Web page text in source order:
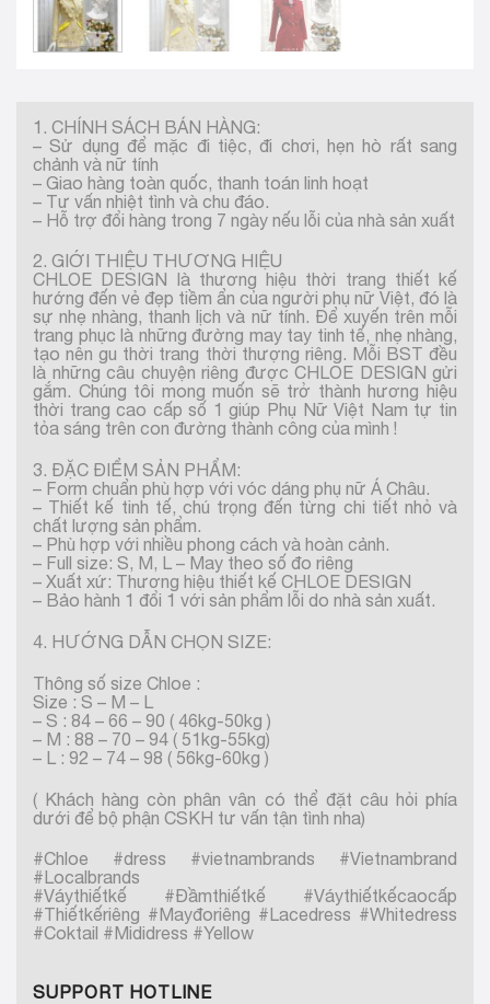
1. CHÍNH SÁCH BÁN HÀNG:
– Sử dụng để mặc đi tiệc, đi chơi, hẹn hò rất sang
chảnh và nữ tính
– Giao hàng toàn quốc, thanh toán linh hoạt
– Tư vấn nhiệt tình và chu đáo.
– Hỗ trợ đổi hàng trong 7 ngày nếu lỗi của nhà sản xuất
2. GIỚI THIỆU THƯƠNG HIỆU
CHLOE DESIGN là thương hiệu thời trang thiết kế
hướng đến vẻ đẹp tiềm ẩn của người phụ nữ Việt, đó là
sự nhẹ nhàng, thanh lịch và nữ tính. Để xuyến trên mỗi
trang phục là những đường may tay tinh tế, nhẹ nhàng,
tạo nên gu thời trang thời thượng riêng. Mỗi BST đều
là những câu chuyện riêng được CHLOE DESIGN gửi
gắm. Chúng tôi mong muốn sẽ trở thành hương hiệu
thời trang cao cấp số 1 giúp Phụ Nữ Việt Nam tự tin
tỏa sáng trên con đường thành công của mình !
3. ĐẶC ĐIỂM SẢN PHẨM:
– Form chuẩn phù hợp với vóc dáng phụ nữ Á Châu.
– Thiết kế tinh tế, chú trọng đến từng chi tiết nhỏ và
chất lượng sản phẩm.
– Phù hợp với nhiều phong cách và hoàn cảnh.
– Full size: S, M, L – May theo số đo riêng
– Xuất xứ: Thương hiệu thiết kế CHLOE DESIGN
– Bảo hành 1 đổi 1 với sản phẩm lỗi do nhà sản xuất.
4. HƯỚNG DẪN CHỌN SIZE:
Thông số size Chloe :
Size : S – M – L
– S : 84 – 66 – 90 ( 46kg-50kg )
– M : 88 – 70 – 94 ( 51kg-55kg)
– L : 92 – 74 – 98 ( 56kg-60kg )
( Khách hàng còn phân vân có thể đặt câu hỏi phía
dưới để bộ phận CSKH tư vấn tận tình nha)
#Chloe #dress #vietnambrands #Vietnambrand
#Localbrands
#Váythiếtkế #Đầmthiếtkế #Váythiếtkếcaocấp
#Thiếtkếriêng #Mayđoriêng #Lacedress #Whitedress
#Coktail #Mididress #Yellow
SUPPORT HOTLINE